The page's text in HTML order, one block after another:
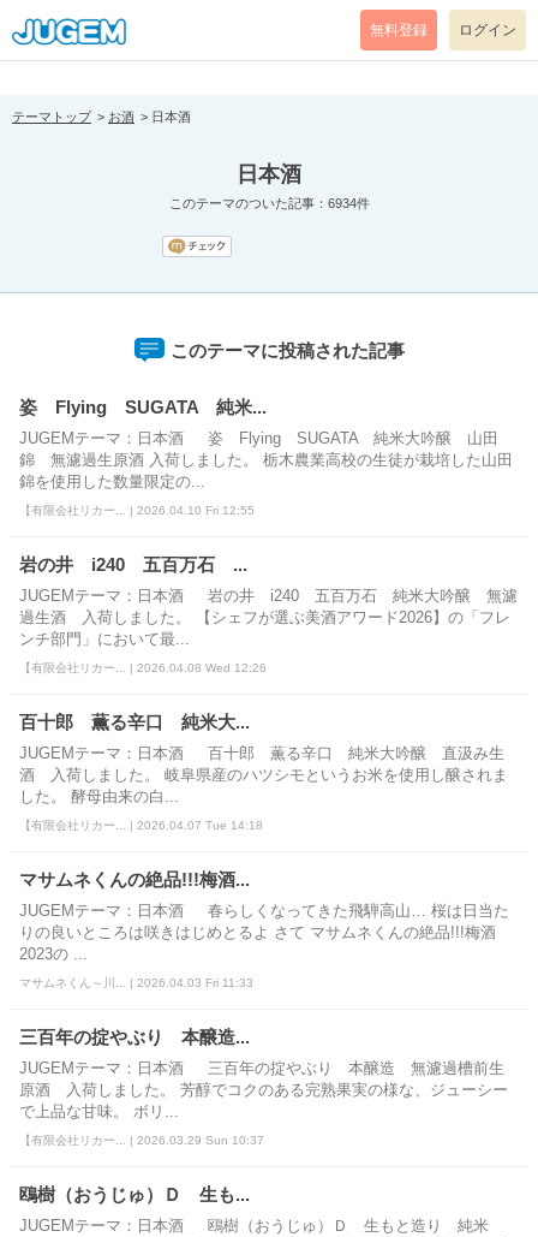
[pear_error: message="Success" code=0 mode=return level=notice
prefix="" info=""]
無料登録 ログイン
テーマトップ お酒 日本酒
日本酒
このテーマのついた記事：6934件
このテーマに投稿された記事
姿 Flying SUGATA 純米...
JUGEMテーマ：日本酒 姿 Flying SUGATA 純米大吟醸 山田
錦 無濾過生原酒 入荷しました。 栃木農業高校の生徒が栽培した山田
錦を使用した数量限定の...
【有限会社リカー... | 2026.04.10 Fri 12:55
岩の井 i240 五百万石 ...
JUGEMテーマ：日本酒 岩の井 i240 五百万石 純米大吟醸 無濾
過生酒 入荷しました。 【シェフが選ぶ美酒アワード2026】の「フレ
ンチ部門」において最...
【有限会社リカー... | 2026.04.08 Wed 12:26
百十郎 薫る辛口 純米大...
JUGEMテーマ：日本酒 百十郎 薫る辛口 純米大吟醸 直汲み生
酒 入荷しました。 岐阜県産のハツシモというお米を使用し醸されま
した。 酵母由来の白...
【有限会社リカー... | 2026.04.07 Tue 14:18
マサムネくんの絶品!!!梅酒...
JUGEMテーマ：日本酒 春らしくなってきた飛騨高山… 桜は日当た
りの良いところは咲きはじめとるよ さて マサムネくんの絶品!!!梅酒
2023の ...
マサムネくん～川... | 2026.04.03 Fri 11:33
三百年の掟やぶり 本醸造...
JUGEMテーマ：日本酒 三百年の掟やぶり 本醸造 無濾過槽前生
原酒 入荷しました。 芳醇でコクのある完熟果実の様な、ジューシー
で上品な甘味。 ボリ...
【有限会社リカー... | 2026.03.29 Sun 10:37
鴎樹（おうじゅ）Ｄ 生も...
JUGEMテーマ：日本酒 鴎樹（おうじゅ）Ｄ 生もと造り 純米